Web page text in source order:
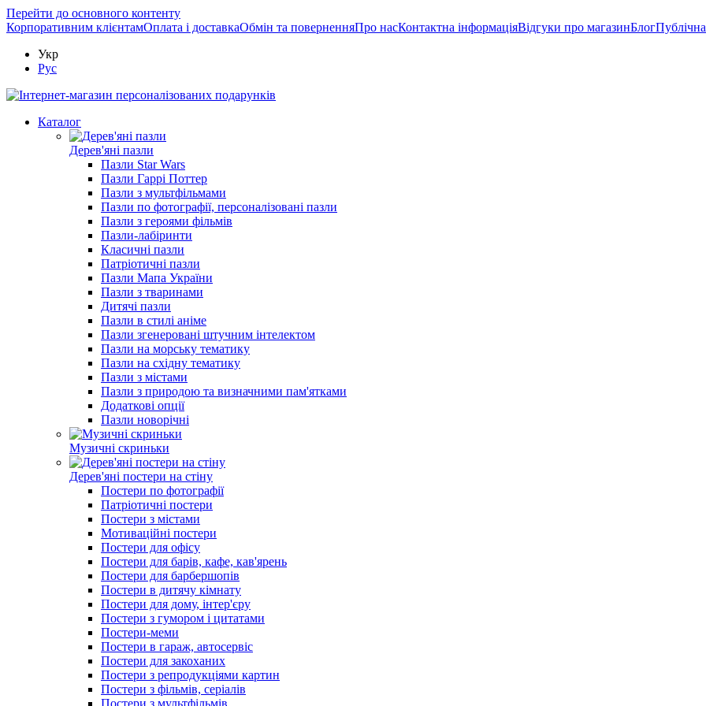
Перейти до основного контенту
Корпоративним клієнтамОплата і доставкаОбмін та поверненняПро насКонтактна інформаціяВідгуки про магазинБлог
Укр
Рус
Каталог
Дерев'яні пазли
Пазли Star Wars
Пазли Гаррі Поттер
Пазли з мультфільмами
Пазли по фотографії, персоналізовані пазли
Пазли з героями фільмів
Пазли-лабіринти
Класичні пазли
Патріотичні пазли
Пазли Мапа України
Пазли з тваринами
Дитячі пазли
Пазли в стилі аніме
Пазли згенеровані штучним інтелектом
Пазли на морську тематику
Пазли на східну тематику
Пазли з містами
Пазли з природою та визначними пам'ятками
Додаткові опції
Пазли новорічні
Музичні скриньки
Дерев'яні постери на стіну
Постери по фотографії
Патріотичні постери
Постери з містами
Мотиваційні постери
Постери для офісу
Постери для барів, кафе, кав'ярень
Постери для барбершопів
Постери в дитячу кімнату
Постери для дому, інтер'єру
Постери з гумором і цитатами
Постери-меми
Постери в гараж, автосервіс
Постери для закоханих
Постери з репродукціями картин
Постери з фільмів, серіалів
Постери з мультфільмів